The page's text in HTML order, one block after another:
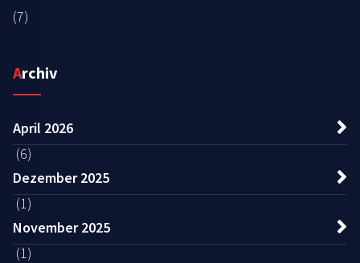
(7)
Archiv
April 2026
(6)
Dezember 2025
(1)
November 2025
(1)